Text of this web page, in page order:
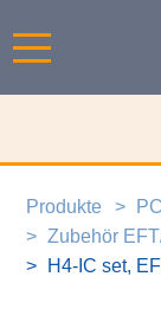
Produkte
Zubehör
H4-IC set,